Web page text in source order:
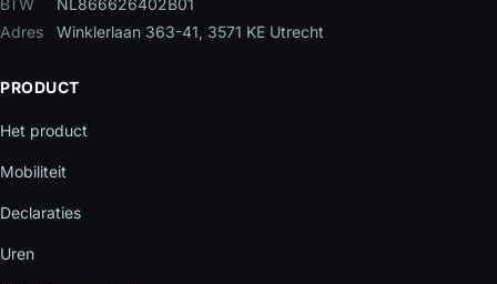
BTW
NL866626402B01
Adres
Winklerlaan 363-41, 3571 KE Utrecht
PRODUCT
Het product
Mobiliteit
Declaraties
Uren